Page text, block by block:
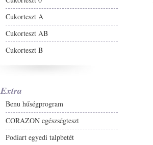
Cukorteszt A
Cukorteszt AB
Cukorteszt B
Extra
Benu hűségprogram
CORAZON egészségteszt
Podiart egyedi talpbetét